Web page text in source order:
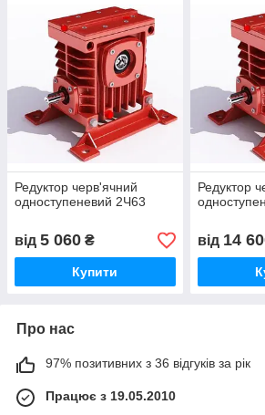
Редуктор черв'ячний
одноступеневий 2Ч63
від 5 060 ₴
Купити
Редуктор
від 14
Про нас
97% позитивних з 36 відгуків за рік
Працює з 19.05.2010